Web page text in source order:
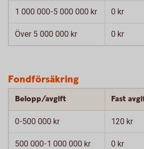
1 000 000-5 000 000 kr 0 kr
Över 5 000 000 kr 0 kr
Fondförsäkring
Belopp/avgift Fast
0-500 000 kr 120 kr
500 000-1 000 000 kr 0 kr